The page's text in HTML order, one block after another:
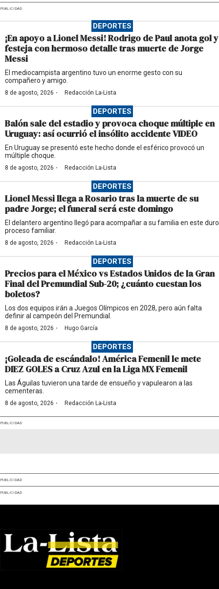
PUBLICIDAD
DEPORTES
¡En apoyo a Lionel Messi! Rodrigo de Paul anota gol y
festeja con hermoso detalle tras muerte de Jorge
Messi
El mediocampista argentino tuvo un enorme gesto con su
compañero y amigo.
8 de agosto, 2026 · Redacción La-Lista
DEPORTES
Balón sale del estadio y provoca choque múltiple en
Uruguay: así ocurrió el insólito accidente VIDEO
En Uruguay se presentó este hecho donde el esférico provocó un
múltiple choque.
8 de agosto, 2026 · Redacción La-Lista
DEPORTES
Lionel Messi llega a Rosario tras la muerte de su
padre Jorge; el funeral será este domingo
El delantero argentino llegó para acompañar a su familia en este duro
proceso familiar.
8 de agosto, 2026 · Redacción La-Lista
DEPORTES
Precios para el México vs Estados Unidos de la Gran
Final del Premundial Sub-20; ¿cuánto cuestan los
boletos?
Los dos equipos irán a Juegos Olímpicos en 2028, pero aún falta
definir al campeón del Premundial.
8 de agosto, 2026 · Hugo García
DEPORTES
¡Goleada de escándalo! América Femenil le mete
DIEZ GOLES a Cruz Azul en la Liga MX Femenil
Las Águilas tuvieron una tarde de ensueño y vapulearon a las
cementeras.
8 de agosto, 2026 · Redacción La-Lista
PUBLICIDAD
PUBLICIDAD
PUBLICIDAD